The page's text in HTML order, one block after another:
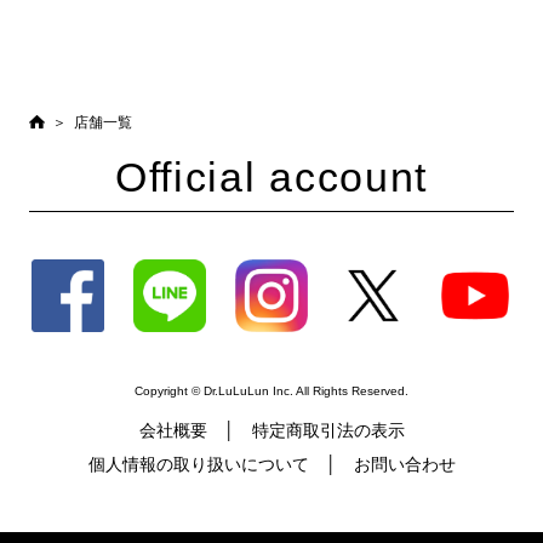
店舗一覧
Official account
Copyright © Dr.LuLuLun Inc. All Rights Reserved.
会社概要
特定商取引法の表示
個人情報の取り扱いについて
お問い合わせ